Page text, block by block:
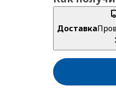
Доставка